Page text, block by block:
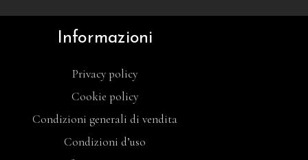
Informazioni
Privacy policy
Cookie policy
Condizioni generali di vendita
Condizioni d’uso